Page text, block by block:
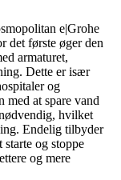
e|Grohe
det første øger den
armaturet,
Dette er især
og
med at spare vand
hvilket
Endelig tilbyder
og stoppe
og mere